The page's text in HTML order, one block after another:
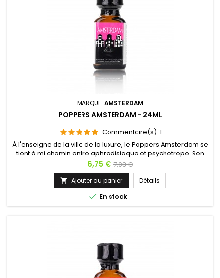
MARQUE: AMSTERDAM
POPPERS AMSTERDAM - 24ML
Commentaire(s): 1
À l'enseigne de la ville de la luxure, le Poppers Amsterdam se
tient à mi chemin entre aphrodisiaque et psychotrope. Son
pouvoir stimulant invite autant à la fête qu'à la sodomie. Il agit
rapidement et provoque l'hilarité en plus d'une sensation de
bien-être. C'est le Poppers des expériences inédites et de
l'interdit. Pour la débauche et les excès,...
Prix
6,75 € Prix
de
base
7,08 €
 Ajouter au panier Détails
 En stock